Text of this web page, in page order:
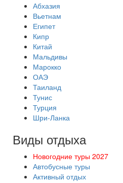
Абхазия
Вьетнам
Египет
Кипр
Китай
Мальдивы
Марокко
ОАЭ
Таиланд
Тунис
Турция
Шри-Ланка
Виды отдыха
Новогодние туры 2027
Автобусные туры
Активный отдых